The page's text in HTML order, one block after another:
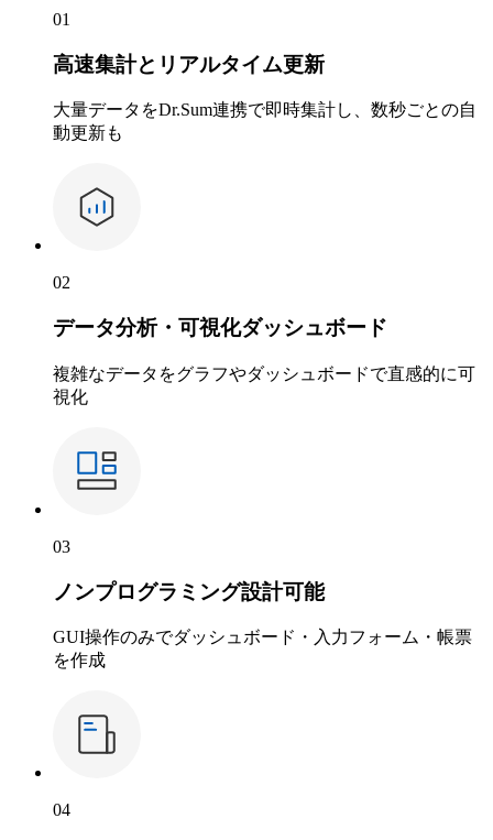
01
高速集計とリアルタイム更新
大量データをDr.Sum連携で即時集計し、数秒ごとの自
動更新も
02
データ分析・可視化ダッシュボード
複雑なデータをグラフやダッシュボードで直感的に可
視化
03
ノンプログラミング設計可能
GUI操作のみでダッシュボード・入力フォーム・帳票
を作成
04